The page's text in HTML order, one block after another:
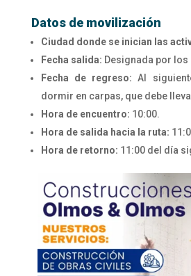
Datos de movilización
Ciudad donde se inician las
Fecha salida: Designada por los
Fecha de regreso: Al
dormir en carpas, que debe
Hora de encuentro: 10:00.
Hora de salida hacia la ruta:
Hora de retorno: 11:00 del día